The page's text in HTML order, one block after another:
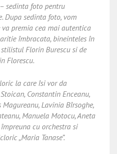
sedinta foto pentru
sedinta foto, vom
premia cea mai autentica
îmbracata, bineinteles în
Florin Burescu si de
Florescu.
la care îsi vor da
Constantin Enceanu,
Lavinia Bîrsoghe,
Manuela Motocu, Aneta
cu orchestra si
„Maria Tanase”.